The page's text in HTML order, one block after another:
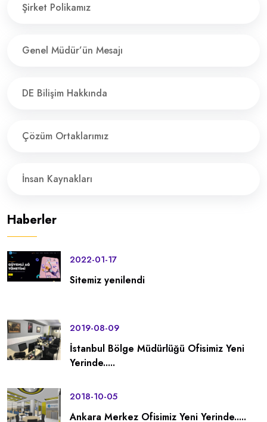
Şirket Polikamız
Genel Müdür’ün Mesajı
DE Bilişim Hakkında
Çözüm Ortaklarımız
İnsan Kaynakları
Haberler
2022-01-17
Sitemiz yenilendi
2019-08-09
İstanbul Bölge Müdürlüğü Ofisimiz Yeni
Yerinde.....
2018-10-05
Ankara Merkez Ofisimiz Yeni Yerinde.....